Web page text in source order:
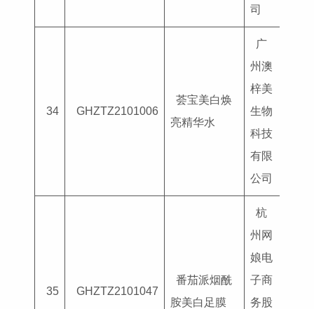
司
34 GHZTZ2101006
荟宝美白焕
亮精华水
广
州澳
梓美
生物
科技
有限
公司
35 GHZTZ2101047
番茄派烟酰
胺美白足膜
杭
州网
娘电
子商
务股